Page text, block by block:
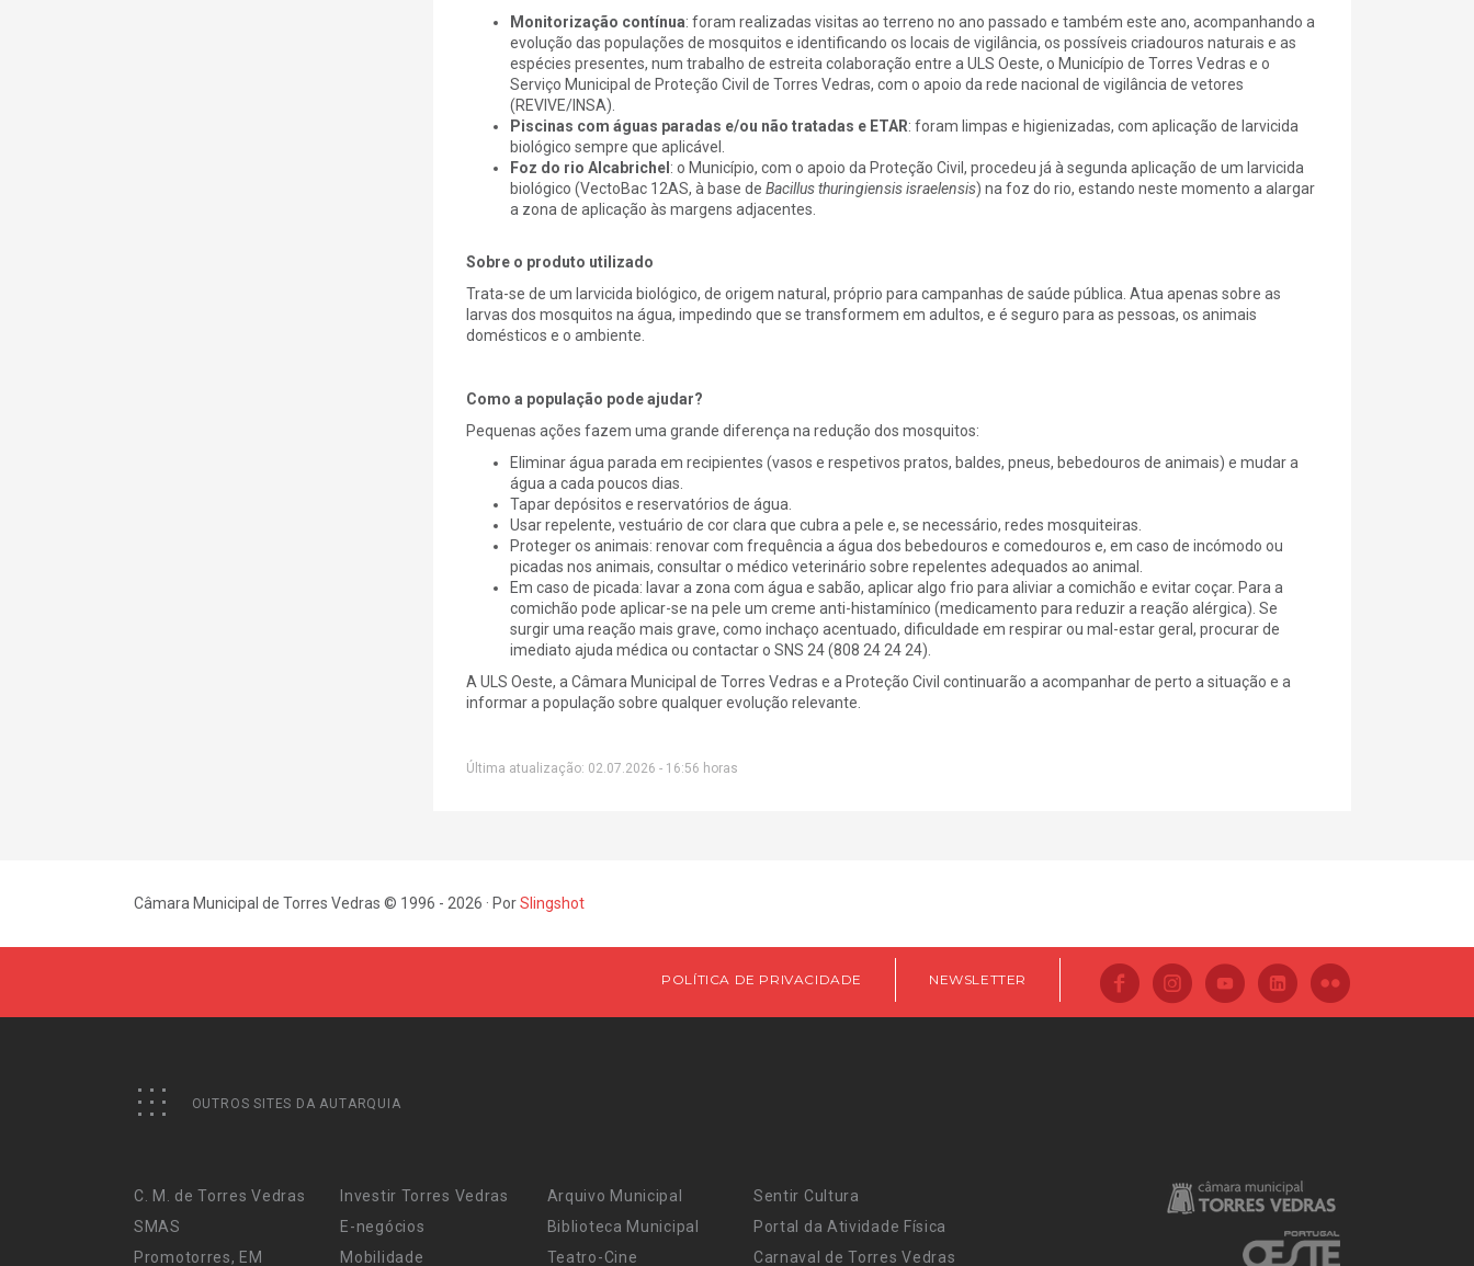
Monitorização contínua: foram realizadas visitas ao terreno no ano passado e também este ano, acompanhando a
evolução das populações de mosquitos e identificando os locais de vigilância, os possíveis criadouros naturais e as
espécies presentes, num trabalho de estreita colaboração entre a ULS Oeste, o Município de Torres Vedras e o
Serviço Municipal de Proteção Civil de Torres Vedras, com o apoio da rede nacional de vigilância de vetores
(REVIVE/INSA).
Piscinas com águas paradas e/ou não tratadas e ETAR: foram limpas e higienizadas, com aplicação de larvicida
biológico sempre que aplicável.
Foz do rio Alcabrichel: o Município, com o apoio da Proteção Civil, procedeu já à segunda aplicação de um larvicida
biológico (VectoBac 12AS, à base de Bacillus thuringiensis israelensis) na foz do rio, estando neste momento a alargar
a zona de aplicação às margens adjacentes.
Sobre o produto utilizado
Trata-se de um larvicida biológico, de origem natural, próprio para campanhas de saúde pública. Atua apenas sobre as
larvas dos mosquitos na água, impedindo que se transformem em adultos, e é seguro para as pessoas, os animais
domésticos e o ambiente.
Como a população pode ajudar?
Pequenas ações fazem uma grande diferença na redução dos mosquitos:
Eliminar água parada em recipientes (vasos e respetivos pratos, baldes, pneus, bebedouros de animais) e mudar a
água a cada poucos dias.
Tapar depósitos e reservatórios de água.
Usar repelente, vestuário de cor clara que cubra a pele e, se necessário, redes mosquiteiras.
Proteger os animais: renovar com frequência a água dos bebedouros e comedouros e, em caso de incómodo ou
picadas nos animais, consultar o médico veterinário sobre repelentes adequados ao animal.
Em caso de picada: lavar a zona com água e sabão, aplicar algo frio para aliviar a comichão e evitar coçar. Para a
comichão pode aplicar-se na pele um creme anti-histamínico (medicamento para reduzir a reação alérgica). Se
surgir uma reação mais grave, como inchaço acentuado, dificuldade em respirar ou mal-estar geral, procurar de
imediato ajuda médica ou contactar o SNS 24 (808 24 24 24).
A ULS Oeste, a Câmara Municipal de Torres Vedras e a Proteção Civil continuarão a acompanhar de perto a situação e a
informar a população sobre qualquer evolução relevante.
Última atualização: 02.07.2026 - 16:56 horas
Câmara Municipal de Torres Vedras © 1996 - 2026 · PorSlingshot
POLÍTICA DE PRIVACIDADE NEWSLETTER
OUTROS SITES DA AUTARQUIA
C. M. de Torres Vedras
SMAS
Promotorres, EM
Investir Torres Vedras
E-negócios
Mobilidade
Arquivo Municipal
Biblioteca Municipal
Teatro-Cine
Sentir Cultura
Portal da Atividade Física
Carnaval de Torres Vedras